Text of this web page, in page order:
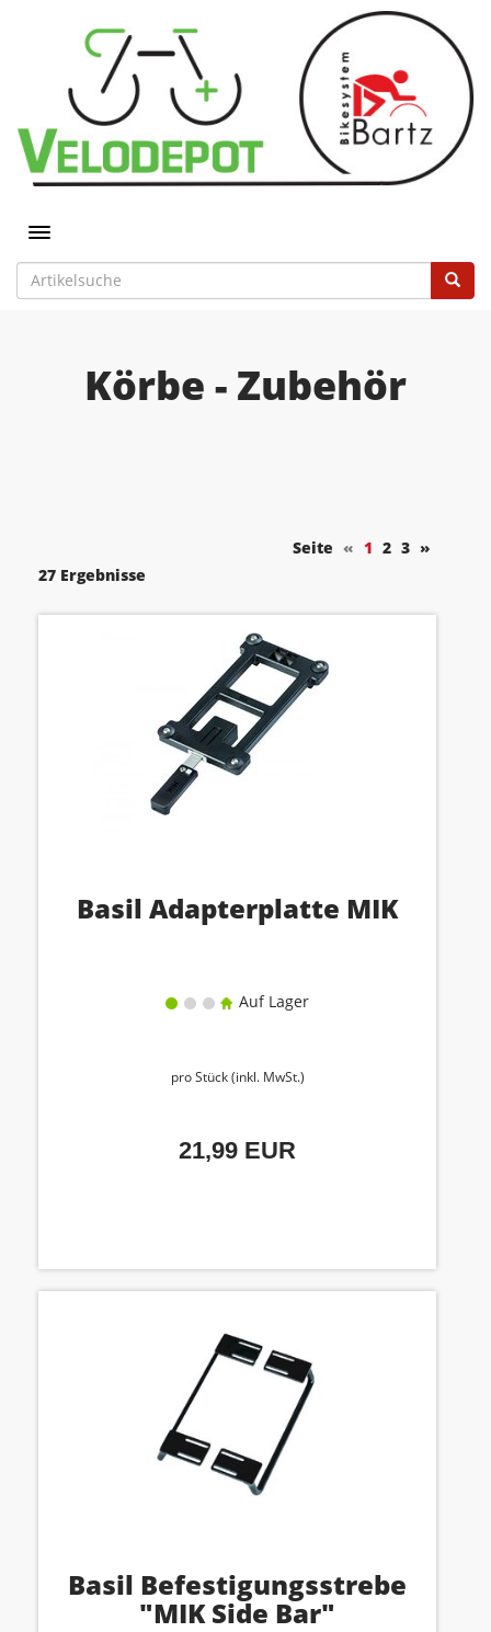
Toggle navigation
Körbe - Zubehör
Seite « 1 2 3 »
27 Ergebnisse
Basil Adapterplatte MIK
Auf Lager
pro Stück (inkl. MwSt.)
21,99 EUR
Basil Befestigungsstrebe
"MIK Side Bar"